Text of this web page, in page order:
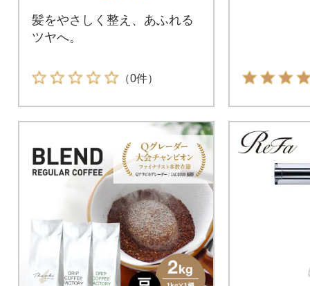
髪をやさしく整え、あふれる
ツヤへ。
（0件）